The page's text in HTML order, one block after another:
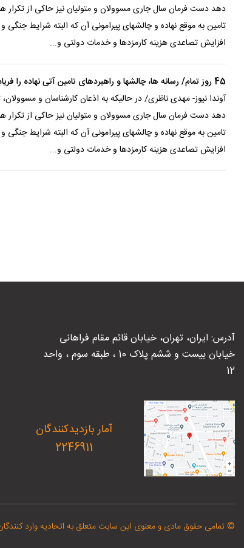
تامین به موقع نهاده و چالشهای پیرامونی آن که البته شرایط
افزایش تصاعدی هزینه کارمزدها و خدمات دولتی و...
45 روز تمام/ رسانه ها، چالشها و راهبردهای تامین آتی نهاده را فریاد زدند!
آوندا نیوز- مهدی ناظری/ در حالیکه به اذعان کارشناسان و
تامین به موقع نهاده و چالشهای پیرامونی آن که البته شرایط
افزایش تصاعدی هزینه کارمزدها و خدمات دولتی و...
آدرس: ایران، تهران، خیابان قائم مقام فراهانی
خیابان بیست و ششم پلاک 10 ، طبقه سوم ، واحد
12
آمار بازدیدکنندگان
2246911
© تمامی حقوق مادی و معنوی این سایت متعلق به اتحادیه وارد